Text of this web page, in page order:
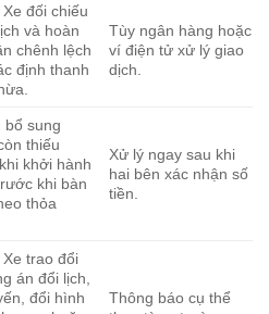
đối chiếu
và hoàn
chênh lệch
định thanh
Tùy ngân hàng hoặc
ví điện tử xử lý giao
dịch.
bổ sung
thiếu
khởi hành
khi bàn
thỏa
Xử lý ngay sau khi
hai bên xác nhận số
tiền.
trao đổi
án đổi lịch,
đổi hình
Thông báo cụ thể